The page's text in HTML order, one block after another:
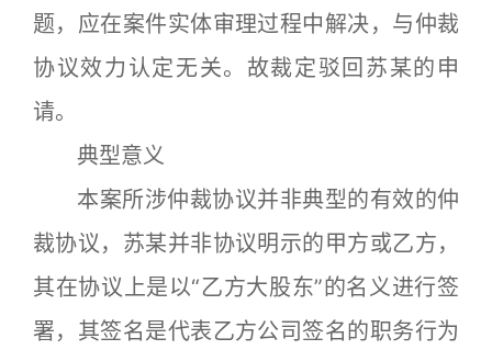
题，应在案件实体审理过程中解决，与仲裁
协议效力认定无关。故裁定驳回苏某的申
请。
典型意义
本案所涉仲裁协议并非典型的有效的仲
裁协议，苏某并非协议明示的甲方或乙方，
其在协议上是以“乙方大股东”的名义进行签
署，其签名是代表乙方公司签名的职务行为